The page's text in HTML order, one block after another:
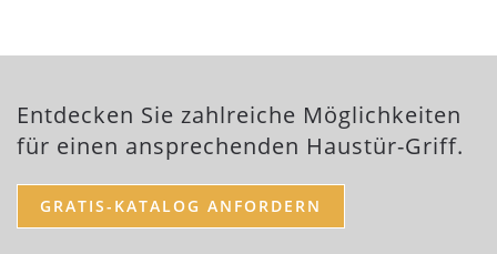
Entdecken Sie zahlreiche Möglichkeiten
für einen ansprechenden Haustür-Griff.
GRATIS-KATALOG ANFORDERN